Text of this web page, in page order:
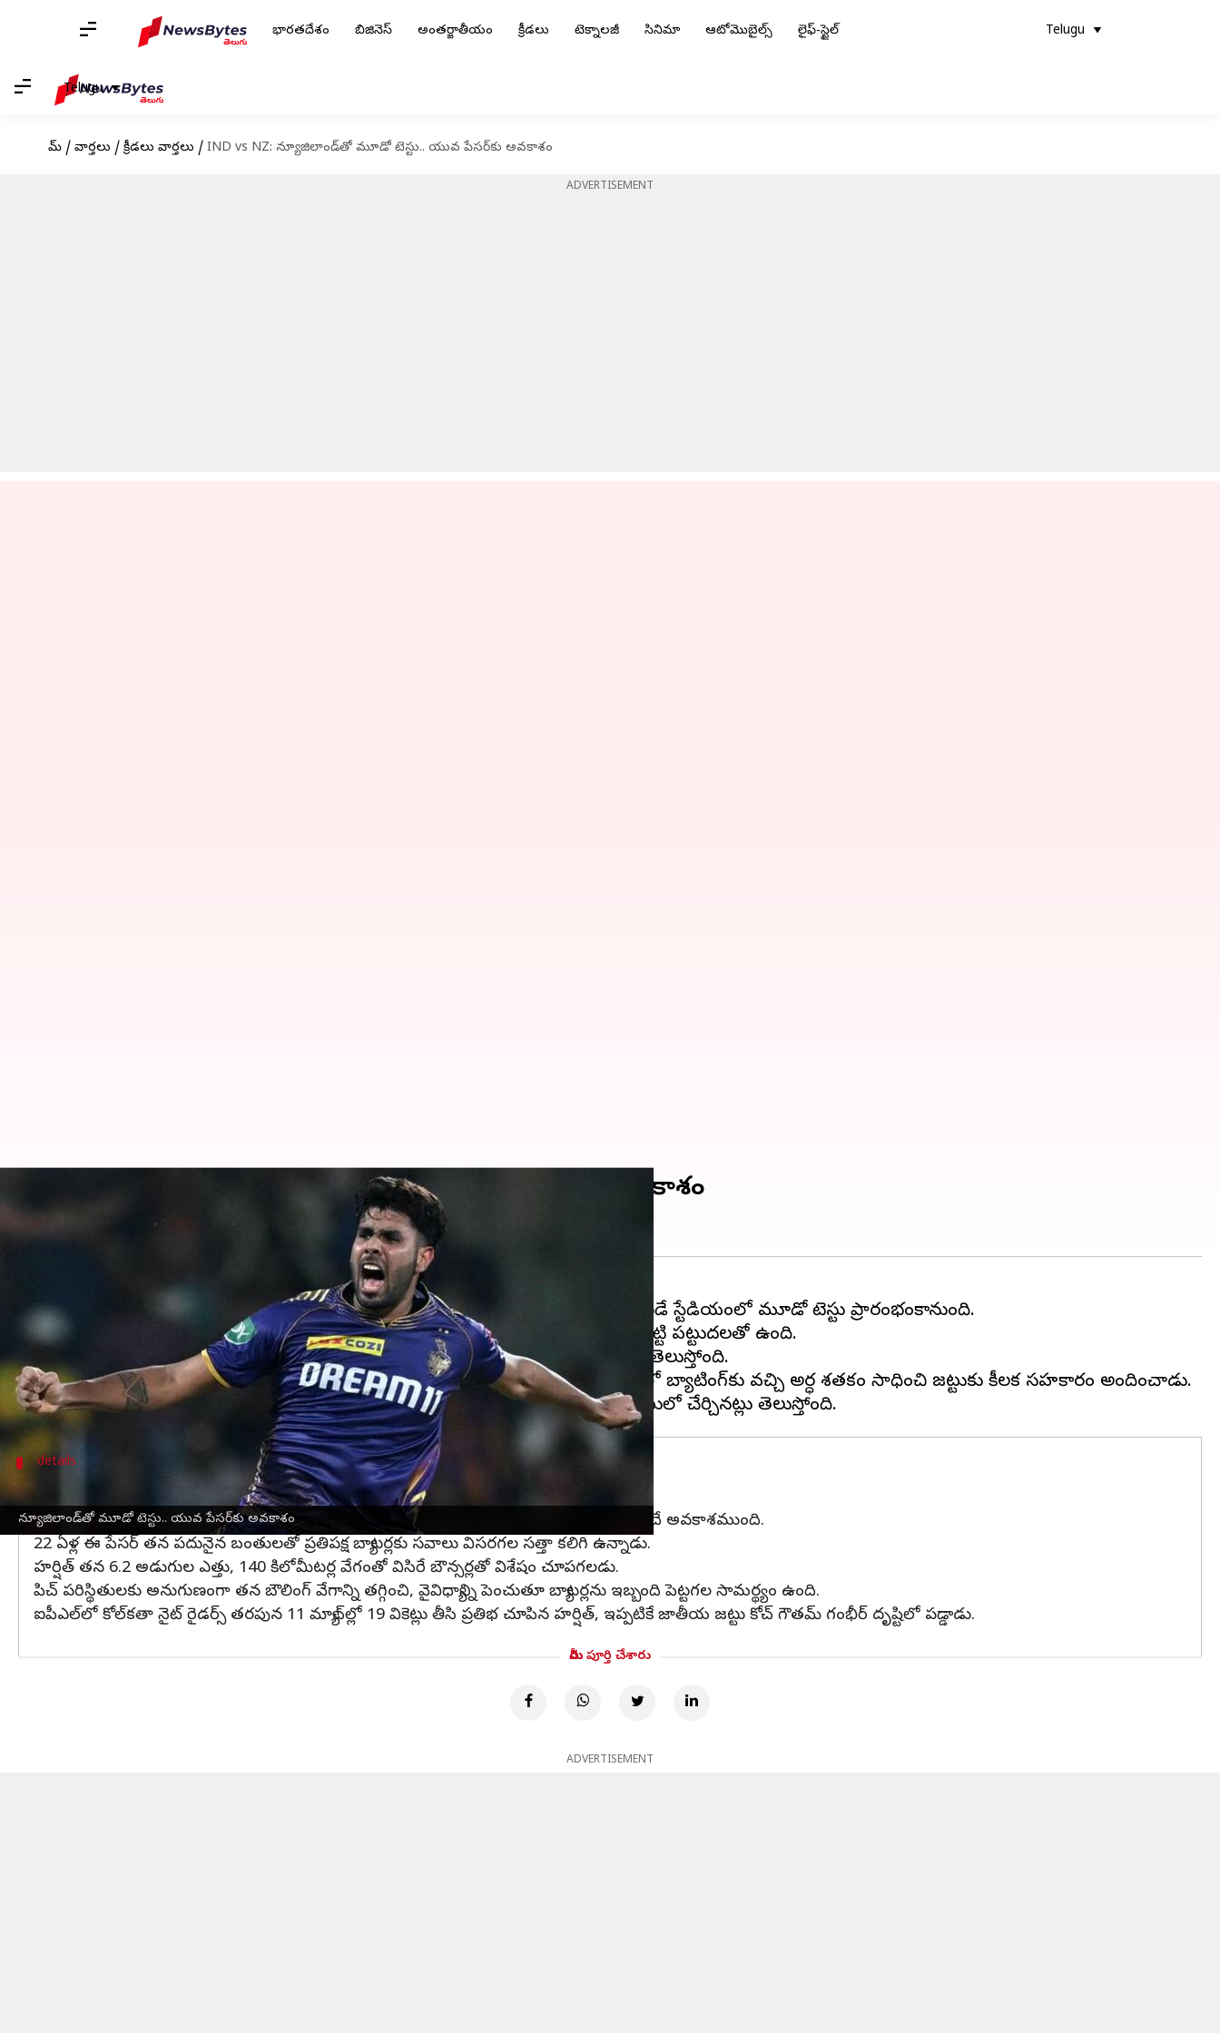
భారతదేశం బిజినెస్ అంతర్జాతీయం క్రీడలు టెక్నాలజీ సినిమా ఆటోమొబైల్స్ లైఫ్-స్టైల్ Telugu
Telugu
హోమ్ / వార్తలు / క్రీడలు వార్తలు / IND vs NZ: న్యూజిలాండ్‌తో మూడో టెస్టు.. యువ పేసర్‌కు అవకాశం
ADVERTISEMENT
న్యూజిలాండ్‌తో మూడో టెస్టు.. యువ పేసర్‌కు అవకాశం
IND vs NZ: న్యూజిలాండ్‌తో మూడో టెస్టు.. యువ పేసర్‌కు అవకాశం
భారత్,న్యూజిలాండ్
మధ్య మూడు టెస్టు సిరీస్‌లో భాగంగా నవంబర్ 1 నుంచి ముంబైలోని వాంఖడే స్టేడియంలో మూడో టెస్టు ప్రారంభంకానుంది.
ఇప్పటికే తొలి రెండు టెస్టుల్లో ఓటమిని ఎదుర్కొన్న టీమిండియా, చివరి టెస్టులో గెలవడానికి గట్టి పట్టుదలతో ఉంది.
ఈ క్రమంలోనే యువ పేసర్ హర్షిత్ రాణాకు భారత్ తరఫున అరంగేట్రం చేసే అవకాశం ఉన్నట్లు తెలుస్తోంది.
రంజీ ట్రోఫీ అస్సాం మ్యాచ్‌లో దిల్లీ తరఫున హర్షిత్ రాణా ఐదు వికెట్లు తీసి, ఎనిమిదో స్థానంలో బ్యాటింగ్‌కు వచ్చి అర్ధ శతకం సాధించి జట్టుకు కీలక సహకారం అందించాడు.
details
ఆకాదీప్ స్థానంలో హర్షిత్ రాణా
న్యూజిలాండ్ బ్యాటర్లపై ఒత్తిడి తేవడానికి ఆకాశ్‌దీప్ స్థానంలో హర్షిత్ రాణా ఈ మ్యాచ్‌లో అవకాశం పొందే అవకాశముంది.
22 ఏళ్ల ఈ పేసర్ తన పదునైన బంతులతో ప్రతిపక్ష బ్యాటర్లకు సవాలు విసరగల సత్తా కలిగి ఉన్నాడు.
హర్షిత్ తన 6.2 అడుగుల ఎత్తు, 140 కిలోమీటర్ల వేగంతో విసిరే బౌన్సర్లతో విశేషం చూపగలడు.
పిచ్ పరిస్థితులకు అనుగుణంగా తన బౌలింగ్ వేగాన్ని తగ్గించి, వైవిధ్యాన్ని పెంచుతూ బ్యాటర్లను ఇబ్బంది పెట్టగల సామర్థ్యం ఉంది.
ఐపీఎల్‌లో కోల్‌కతా నైట్ రైడర్స్ తరపున 11 మ్యాచ్‌ల్లో 19 వికెట్లు తీసి ప్రతిభ చూపిన హర్షిత్, ఇప్పటికే జాతీయ జట్టు కోచ్ గౌతమ్ గంభీర్ దృష్టిలో పడ్డాడు.
మీరు పూర్తి చేశారు
ADVERTISEMENT